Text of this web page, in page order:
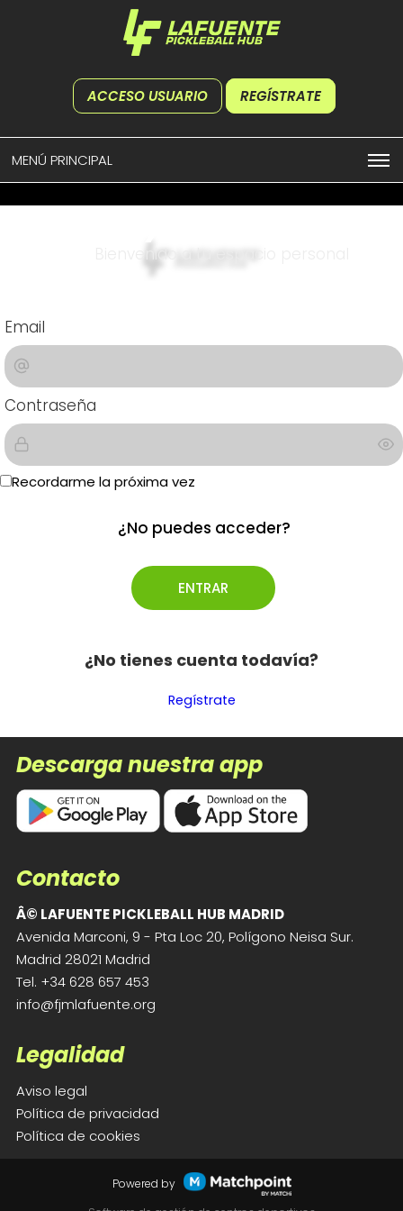
ACCESO USUARIO REGÍSTRATE
MENÚ PRINCIPAL
Bienvenido a tu espacio personal
Email
Contraseña
Recordarme la próxima vez
¿No puedes acceder?
¿No tienes cuenta todavía?
Regístrate
Descarga nuestra app
Contacto
Â© LAFUENTE PICKLEBALL HUB MADRID
Avenida Marconi, 9 - Pta Loc 20, Polígono Neisa Sur.
Madrid 28021 Madrid
Tel. +34 628 657 453
info@fjmlafuente.org
Legalidad
Aviso legal
Política de privacidad
Política de cookies
Powered by